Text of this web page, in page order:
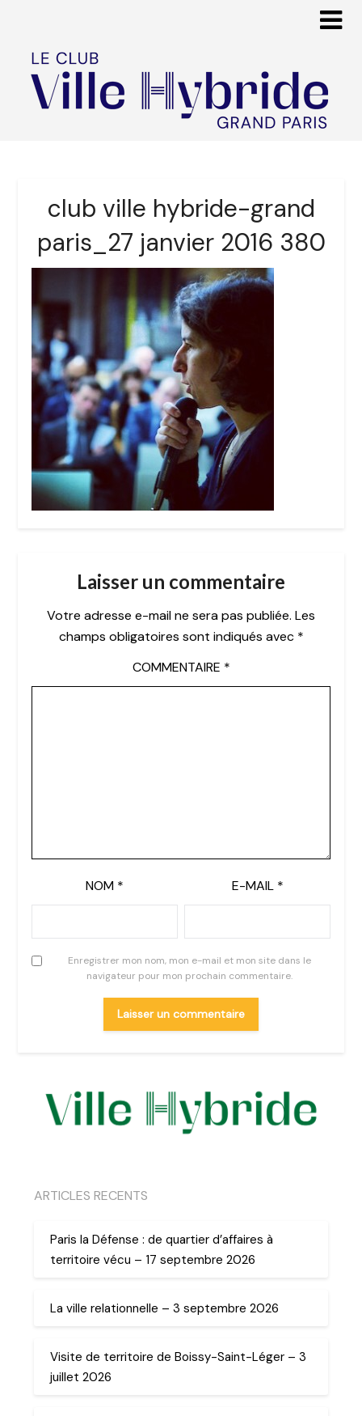
club ville hybride-grand
paris_27 janvier 2016 380
Laisser un commentaire
Votre adresse e-mail ne sera pas publiée. Les
champs obligatoires sont indiqués avec *
COMMENTAIRE *
NOM * E-MAIL *
Enregistrer mon nom, mon e-mail et mon site dans le
navigateur pour mon prochain commentaire.
ARTICLES RECENTS
Paris la Défense : de quartier d’affaires à
territoire vécu – 17 septembre 2026
La ville relationnelle – 3 septembre 2026
Visite de territoire de Boissy-Saint-Léger – 3
juillet 2026